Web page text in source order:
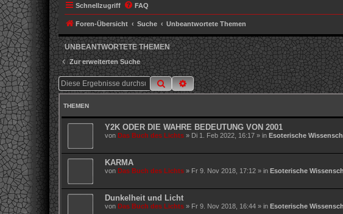
Schnellzugriff FAQ
Foren-Übersicht Suche Unbeantwortete Themen
UNBEANTWORTETE THEMEN
Zur erweiterten Suche
SucheErweiterte Suche
THEMEN
Y2K ODER DIE WAHRE BEDEUTUNG VON 2001
von Das Buch des Lichts » Di 1. Feb 2022, 16:17 » in Esoterische
KARMA
von Das Buch des Lichts » Fr 9. Nov 2018, 17:12 » in Esoterische
Dunkelheit und Licht
von Das Buch des Lichts » Fr 9. Nov 2018, 16:44 » in Esoterische